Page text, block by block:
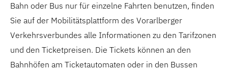
Bahn oder Bus nur für einzelne Fahrten benutzen, finden
Sie auf der Mobilitätsplattform des Vorarlberger
Verkehrsverbundes alle Informationen zu den Tarifzonen
und den Ticketpreisen. Die Tickets können an den
Bahnhöfen am Ticketautomaten oder in den Bussen